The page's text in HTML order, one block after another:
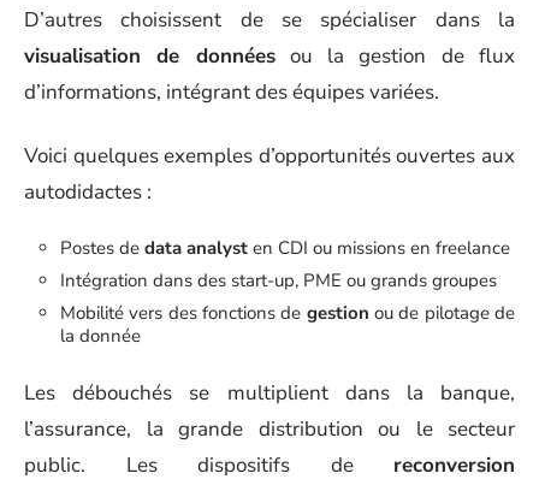
D’autres choisissent de se spécialiser dans la
visualisation de donnéesou la gestion de flux
d’informations, intégrant des équipes variées.
Voici quelques exemples d’opportunités ouvertes aux
autodidactes :
Postes de data analyst en CDI ou missions en freelance
Intégration dans des start-up, PME ou grands groupes
Mobilité vers des fonctions de gestion ou de pilotage de
la donnée
Les débouchés se multiplient dans la banque,
l’assurance, la grande distribution ou le secteur
public. Les dispositifs de reconversion